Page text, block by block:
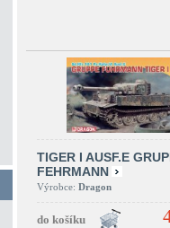
TIGER I AUSF.E
FEHRMANN
Výrobce: Dragon